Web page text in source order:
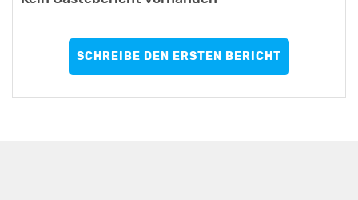
SCHREIBE DEN ERSTEN BERICHT